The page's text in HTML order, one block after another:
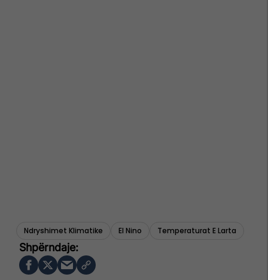
Ndryshimet Klimatike El Nino Temperaturat E Larta